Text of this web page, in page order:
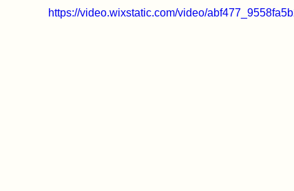
https://video.wixstatic.com/video/